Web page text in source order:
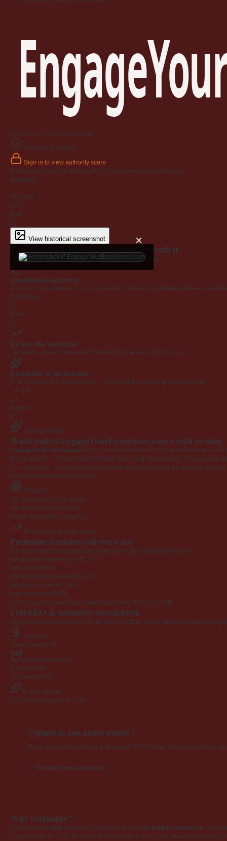
Available — Premium domain
Authority snapshot
Sign in to view authority score
Established backlink profile with 472 unique referring domains.
Backlinks
0
Ref Dom
472
Age
6y
View historical screenshot ×
Why EngageYourEmployees.com is worth it
Every claim below is backed by verified third-party data.
Established authority
Premium .com extension on a name that's instantly understandable — a
Trust Flow
23
Age
6y
Real traffic potential
Demand signals indicate strong ranking potential out of the box.
Brandable & memorable
Short, easy to say, easy to type — the foundation of any premium brand.
Length
19
Appeal
4.0
Why this name
What makes EngageYourEmployees.com worth owning
EngageYourEmployees.com is a category-defining 19-character name — the
the open web — instant credibility with users and Google alike. It has been
it — equity you can keep by simply redirecting. For investors building a
time someone reads it out loud.
Great for
301 redirect for SEO equity
Newsletter or community
Personal portfolio or agency
Recent comparable sales
Premium domains sell every day
A small sample of recently sold domains on the secondary market.
westfordinternalmed.com$1,246
tryngo.com$515
pho63bobateacafe.com$1,025
alexthaifood.com$4,050
outerreach.com$921
Source: public secondary-market sales feed. Prices in USD.
Full SEO & authority breakdown
Verified from public sources at the time of listing. Some advanced metrics
Valuation
Listed price$195
Wayback archive
Snapshots 107
First seen2009
Brand signals
EXD NameAppeal 4.0 · Fair
Want to see every metric?
Free account unlocks advanced SEO data, side-by-side
Create free account
Why GoDaddy?
As the world's largest domain registrar with over 20 million customers,
a wide range of TLDs. Its user-friendly interface and comprehensive